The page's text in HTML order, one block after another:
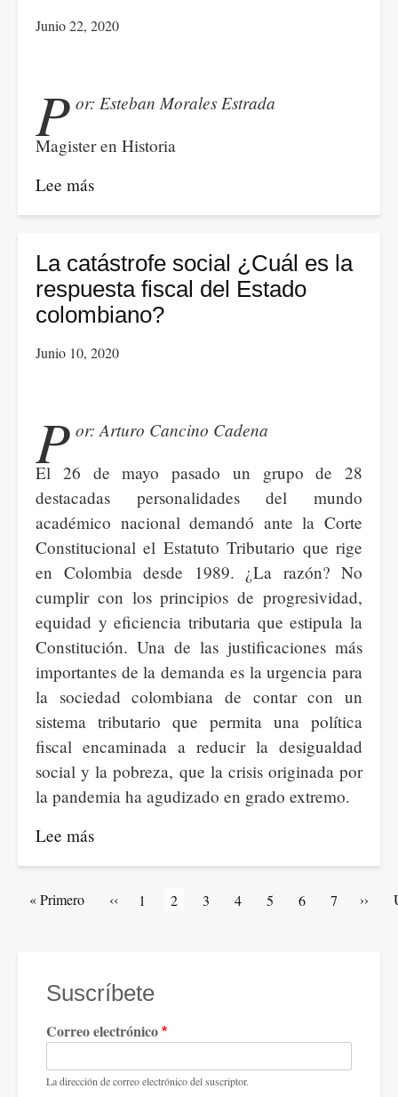
Junio 22, 2020
P or: Esteban Morales Estrada
Magister en Historia
Lee más
Diagnóstico,
y
perspectivas.
Recomendaciones
la
enfrentar
crisis
económica
actual
y
venidera,
a
causa
de
la
pandemia
de
COVID-
19
en
La catástrofe social ¿Cuál es la
respuesta fiscal del Estado
colombiano?
Junio 10, 2020
P or: Arturo Cancino Cadena
El 26 de mayo pasado un grupo de 28
destacadas personalidades del mundo
académico nacional demandó ante la Corte
Constitucional el Estatuto Tributario que rige
en Colombia desde 1989. ¿La razón? No
cumplir con los principios de progresividad,
equidad y eficiencia tributaria que estipula la
Constitución. Una de las justificaciones más
importantes de la demanda es la urgencia para
la sociedad colombiana de contar con un
sistema tributario que permita una política
fiscal encaminada a reducir la desigualdad
social y la pobreza, que la crisis originada por
la pandemia ha agudizado en grado extremo.
Lee más
La
social
la
fiscal
Estado
Paginación
Primera
« Primero
Página
‹‹
Artículos
1
Página
2
Artículos
3
Artículos
4
Artículos
5
Artículos
6
Artículos
7 ››
Suscríbete
Correo electrónico
La dirección de correo electrónico del suscriptor.